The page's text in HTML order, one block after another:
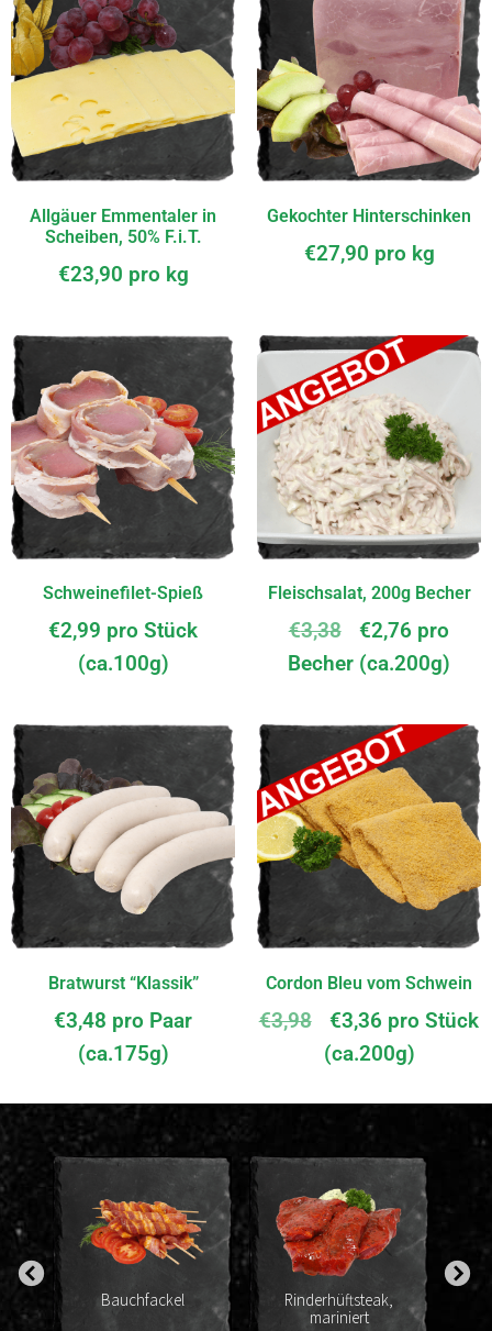
Allgäuer Emmentaler in
Scheiben, 50% F.i.T.
€23,90 pro kg
Gekochter Hinterschinken
€27,90 pro kg
Schweinefilet-Spieß
€2,99 pro Stück
(ca.100g)
Fleischsalat, 200g Becher
€3,38 €2,76 pro
Becher (ca.200g)
Bratwurst “Klassik”
€3,48 pro Paar
(ca.175g)
Cordon Bleu vom Schwein
€3,98 €3,36 pro Stück
(ca.200g)
Bauchfackel
Rinderhüftsteak,
mariniert